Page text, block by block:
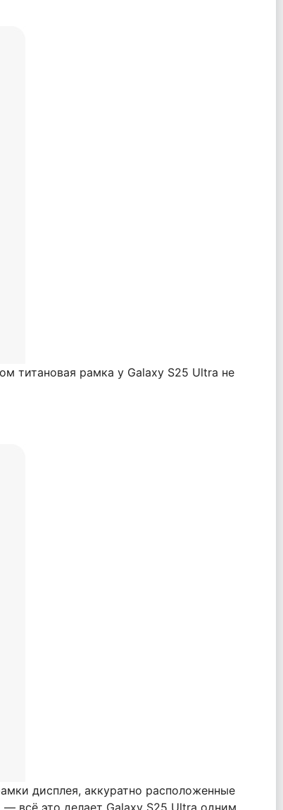
титановая рамка у Galaxy S25 Ultra не
дисплея, аккуратно расположенные